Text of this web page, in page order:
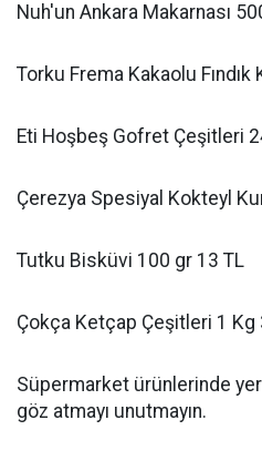
Nuh'un Ankara Makarnası
Torku Frema Kakaolu
Eti Hoşbeş Gofret Çeşitleri
Çerezya Spesiyal Kokteyl
Tutku Bisküvi 100 gr 13 TL
Çokça Ketçap Çeşitleri 1 Kg
Süpermarket ürünlerinde
göz atmayı unutmayın.